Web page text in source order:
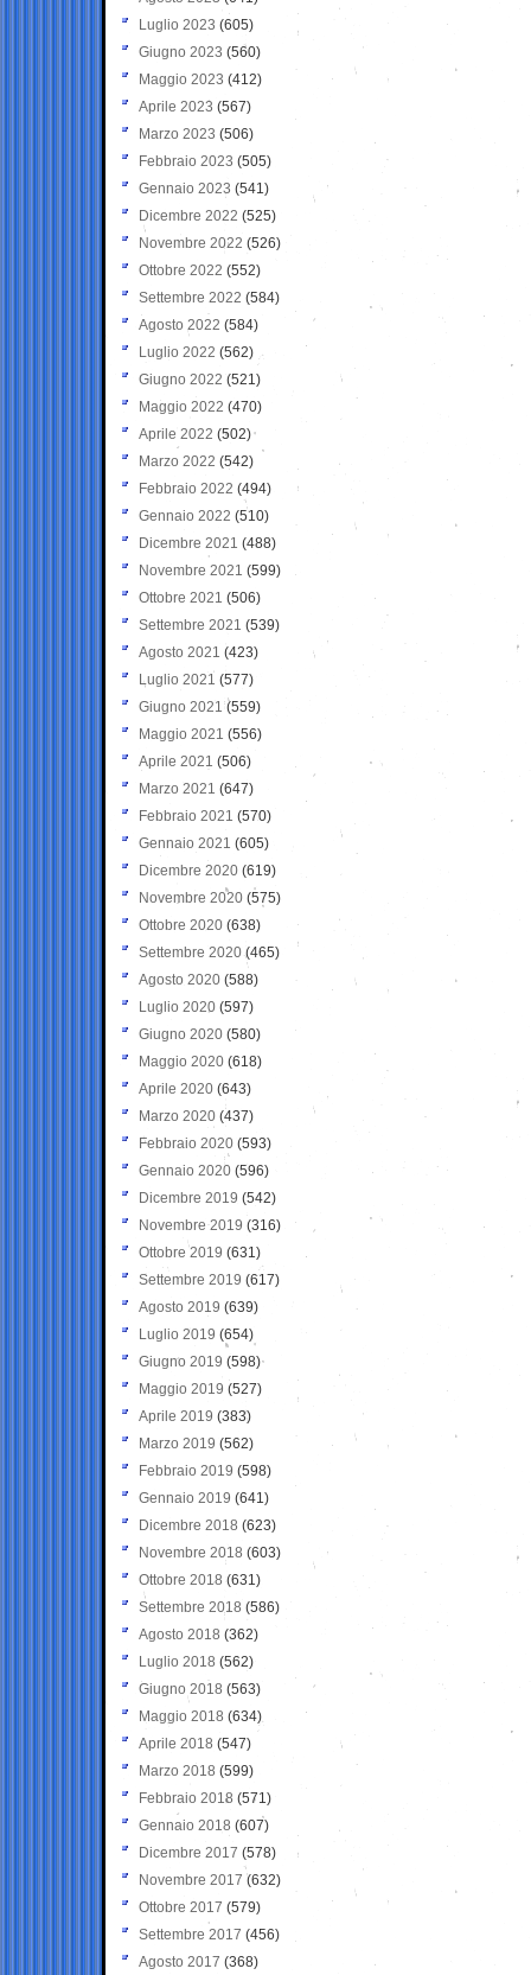
Luglio 2023 (605)
Giugno 2023 (560)
Maggio 2023 (412)
Aprile 2023 (567)
Marzo 2023 (506)
Febbraio 2023 (505)
Gennaio 2023 (541)
Dicembre 2022 (525)
Novembre 2022 (526)
Ottobre 2022 (552)
Settembre 2022 (584)
Agosto 2022 (584)
Luglio 2022 (562)
Giugno 2022 (521)
Maggio 2022 (470)
Aprile 2022 (502)
Marzo 2022 (542)
Febbraio 2022 (494)
Gennaio 2022 (510)
Dicembre 2021 (488)
Novembre 2021 (599)
Ottobre 2021 (506)
Settembre 2021 (539)
Agosto 2021 (423)
Luglio 2021 (577)
Giugno 2021(559)
Maggio 2021 (556)
Aprile 2021 (506)
Marzo 2021 (647)
Febbraio 2021 (570)
Gennaio 2021 (605)
Dicembre 2020 (619)
Novembre 2020 (575)
Ottobre 2020 (638)
Settembre 2020(465)
Agosto 2020 (588)
Luglio 2020 (597)
Giugno 2020 (580)
Maggio 2020 (618)
Aprile 2020 (643)
Marzo 2020 (437)
Febbraio 2020 (593)
Gennaio 2020 (596)
Dicembre 2019 (542)
Novembre 2019 (316)
Ottobre 2019 (631)
Settembre 2019 (617)
Agosto 2019 (639)
Luglio 2019 (654)
Giugno 2019 (598)
Maggio 2019 (527)
Aprile 2019 (383)
Marzo 2019 (562)
Febbraio 2019 (598)
Gennaio 2019 (641)
Dicembre 2018 (623)
Novembre 2018 (603)
Ottobre 2018 (631)
Settembre 2018 (586)
Agosto 2018 (362)
Luglio 2018 (562)
Giugno 2018 (563)
Maggio 2018 (634)
Aprile 2018 (547)
Marzo 2018 (599)
Febbraio 2018 (571)
Gennaio 2018 (607)
Dicembre 2017 (578)
Novembre 2017 (632)
Ottobre 2017 (579)
Settembre 2017 (456)
Agosto 2017 (368)